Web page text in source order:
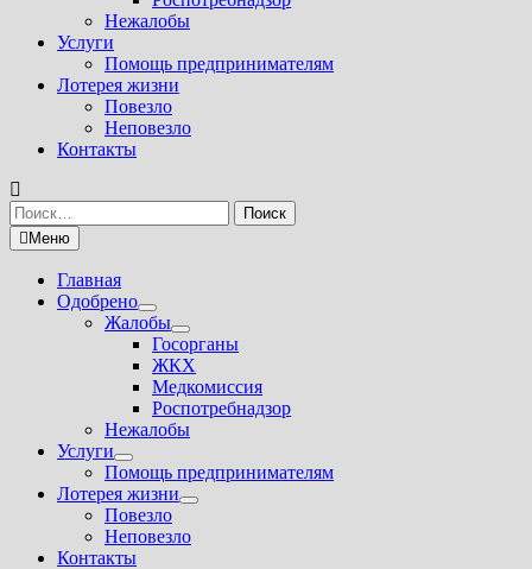
Нежалобы
Услуги
Помощь предпринимателям
Лотерея жизни
Повезло
Неповезло
Контакты
Найти:
Меню
Главная
Одобрено
Показать
подменю
Жалобы
Показать
подменю
Госорганы
ЖКХ
Медкомиссия
Роспотребнадзор
Нежалобы
Услуги
Показать
подменю
Помощь предпринимателям
Лотерея жизни
Показать
Повезло
Неповезло
Контакты